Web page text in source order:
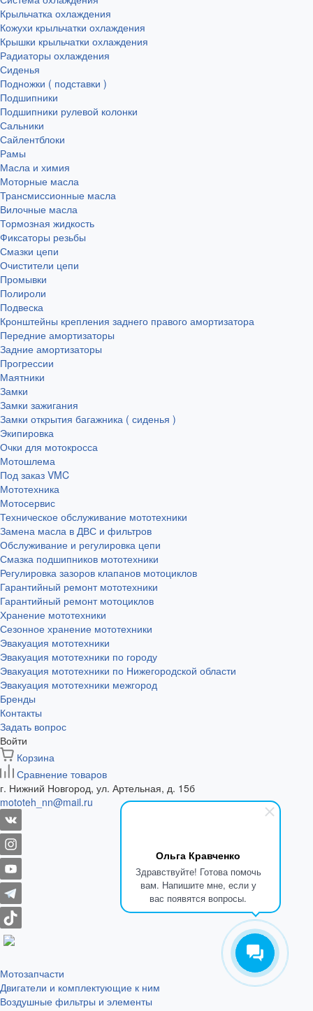
Ольга Кравченко
Здравствуйте! Готова помочь
вам. Напишите мне, если у
вас появятся вопросы.
Крыльчатка охлаждения
Кожухи крыльчатки охлаждения
Крышки крыльчатки охлаждения
Радиаторы охлаждения
Сиденья
Подножки ( подставки )
Подшипники
Подшипники рулевой колонки
Сальники
Сайлентблоки
Рамы
Масла и химия
Моторные масла
Трансмиссионные масла
Вилочные масла
Тормозная жидкость
Фиксаторы резьбы
Смазки цепи
Очистители цепи
Промывки
Полироли
Подвеска
Кронштейны крепления заднего правого амортизатора
Передние амортизаторы
Задние амортизаторы
Прогрессии
Маятники
Замки
Замки зажигания
Замки открытия багажника ( сиденья )
Экипировка
Очки для мотокросса
Мотошлема
Под заказ VMC
Мототехника
Мотосервис
Техническое обслуживание мототехники
Замена масла в ДВС и фильтров
Обслуживание и регулировка цепи
Смазка подшипников мототехники
Регулировка зазоров клапанов мотоциклов
Гарантийный ремонт мототехники
Гарантийный ремонт мотоциклов
Хранение мототехники
Сезонное хранение мототехники
Эвакуация мототехники
Эвакуация мототехники по городу
Эвакуация мототехники по Нижегородской области
Эвакуация мототехники межгород
Бренды
Контакты
Задать вопрос
Войти
Корзина
Сравнение товаров
г. Нижний Новгород, ул. Артельная, д. 15б
mototeh_nn@mail.ru
Мотозапчасти
Двигатели и комплектующие к ним
Воздушные фильтры и элементы